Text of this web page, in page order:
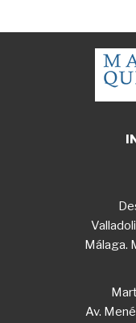
Málaga.
Av.